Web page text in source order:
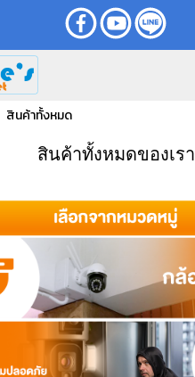
สินค้าทั้งหมด
สินค้าทั้งหมดของเรา